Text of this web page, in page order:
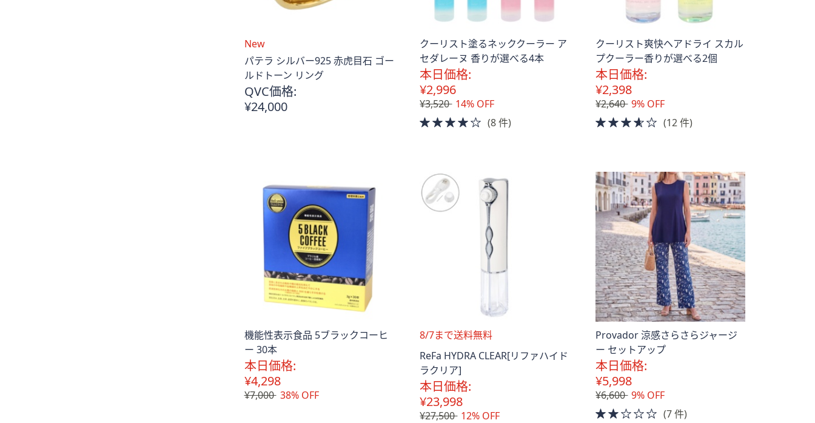
New
パテラ シルバー925 赤虎目石 ゴー
ルドトーン リング
QVC価格:
¥24,000
クーリスト塗るネッククーラー ア
セダレーヌ 香りが選べる4本
本日価格:
¥2,996
¥3,520 14% OFF
4.0
(8 件)
クーリスト爽快ヘアドライ スカル
プクーラー香りが選べる2個
本日価格:
¥2,398
¥2,640 9% OFF
3.5
(12 件)
機能性表示食品 5ブラックコーヒ
ー 30本
本日価格:
¥4,298
¥7,000 38% OFF
送
料
無
料
8/7まで送料無料
ReFa HYDRA CLEAR[リファハイド
ラクリア]
本日価格:
¥23,998
¥27,500 12% OFF
Provador 涼感さらさらジャージ
ー セットアップ
本日価格:
¥5,998
¥6,600 9% OFF
2.0
(7 件)